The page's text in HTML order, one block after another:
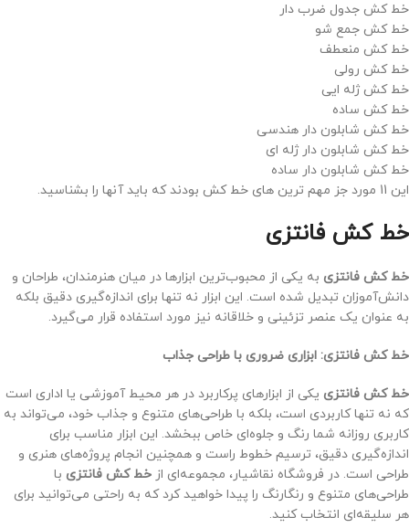
خط کش جدول ضرب دار
خط کش جمع شو
خط کش منعطف
خط کش رولی
خط کش ژله ایی
خط کش ساده
خط کش شابلون دار هندسی
خط کش شابلون دار ژله ای
خط کش شابلون دار ساده
این 11 مورد جز مهم ترین های خط کش بودند که باید آنها را بشناسید.
خط کش فانتزی
خط کش فانتزی به یکی از محبوب‌ترین ابزارها در میان هنرمندان، طراحان و
دانش‌آموزان تبدیل شده است. این ابزار نه تنها برای اندازه‌گیری دقیق بلکه
به عنوان یک عنصر تزئینی و خلاقانه نیز مورد استفاده قرار می‌گیرد.
خط کش فانتزی: ابزاری ضروری با طراحی جذاب
خط کش فانتزی یکی از ابزارهای پرکاربرد در هر محیط آموزشی یا اداری است
که نه تنها کاربردی است، بلکه با طراحی‌های متنوع و جذاب خود، می‌تواند به
کاربری روزانه شما رنگ و جلوه‌ای خاص ببخشد. این ابزار مناسب برای
اندازه‌گیری دقیق، ترسیم خطوط راست و همچنین انجام پروژه‌های هنری و
طراحی است. در فروشگاه نقاشیار، مجموعه‌ای از خط کش فانتزی با
طراحی‌های متنوع و رنگارنگ را پیدا خواهید کرد که به راحتی می‌توانید برای
هر سلیقه‌ای انتخاب کنید.